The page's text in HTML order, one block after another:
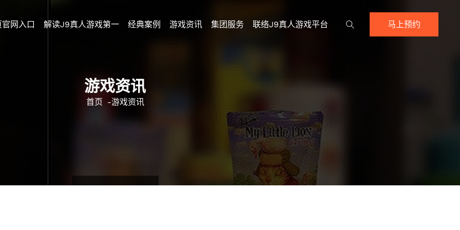
网入口 解读j9真人游戏第一 经典案例 游戏资讯 集团服务 联络j9真人游戏平台 马上预约
游戏资讯
首页 -游戏资讯